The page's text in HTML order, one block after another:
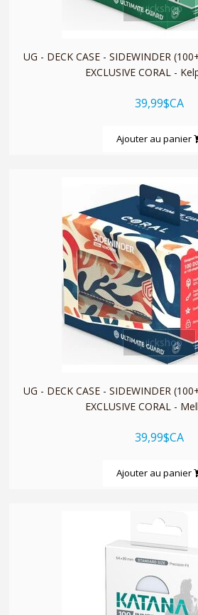
quickshop
UG - DECK CASE - SIDEWINDER
EXCLUSIVE CORAL -
39,99$CA
Ajouter au panier
quickshop
UG - DECK CASE - SIDEWINDER
EXCLUSIVE CORAL -
39,99$CA
Ajouter au panier